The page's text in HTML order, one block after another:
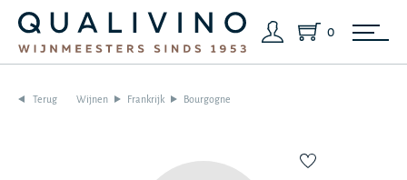
0
Terug Wijnen Frankrijk Bourgogne